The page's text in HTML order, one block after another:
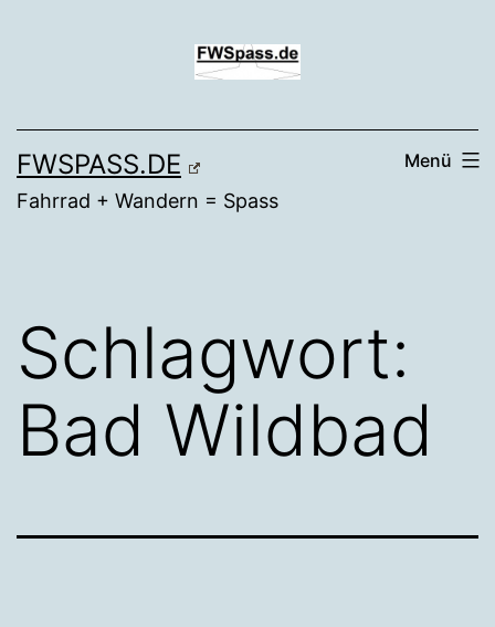
FWSPASS.DE
Fahrrad + Wandern = Spass
Menü
Schlagwort:
Bad Wildbad